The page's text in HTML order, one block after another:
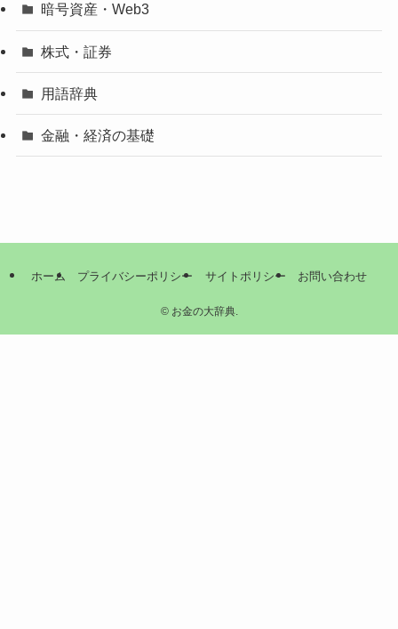
暗号資産・Web3
株式・証券
用語辞典
金融・経済の基礎
ホーム プライバシーポリシー サイトポリシー お問い合わせ
©お金の大辞典.